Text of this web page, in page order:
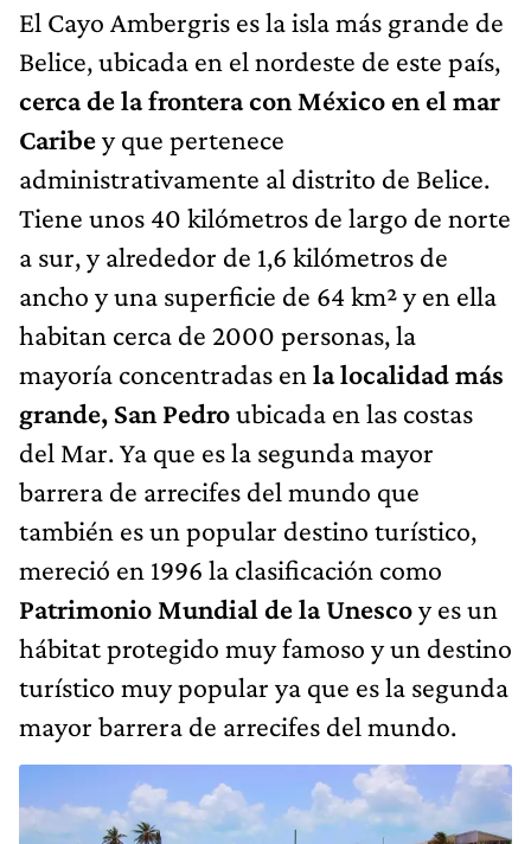
El Cayo Ambergris es la isla más grande de
Belice, ubicada en el nordeste de este país,
cerca de la frontera con México en el mar
Caribey que pertenece
administrativamente al distrito de Belice.
Tiene unos 40 kilómetros de largo de norte
a sur, y alrededor de 1,6 kilómetros de
ancho y una superficie de 64 km² y en ella
habitan cerca de 2000 personas, la
mayoría concentradas enla localidad más
grande, San Pedroubicada en las costas
del Mar. Ya que es la segunda mayor
barrera de arrecifes del mundo que
también es un popular destino turístico,
mereció en 1996 la clasificación como
Patrimonio Mundial de la Unescoy es un
hábitat protegido muy famoso y un destino
turístico muy popular ya que es la segunda
mayor barrera de arrecifes del mundo.